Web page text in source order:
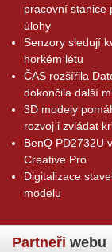
pracovní stanice
úlohy
Senzory sledují
horkém létu
ČAS rozšířila
dokončila další
3D modely
rozvoj i zvládat
BenQ PD2732U
Creative Pro
Digitalizace
modelu
Partneři webu